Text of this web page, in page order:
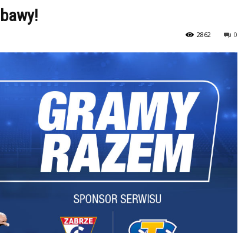
0
2862